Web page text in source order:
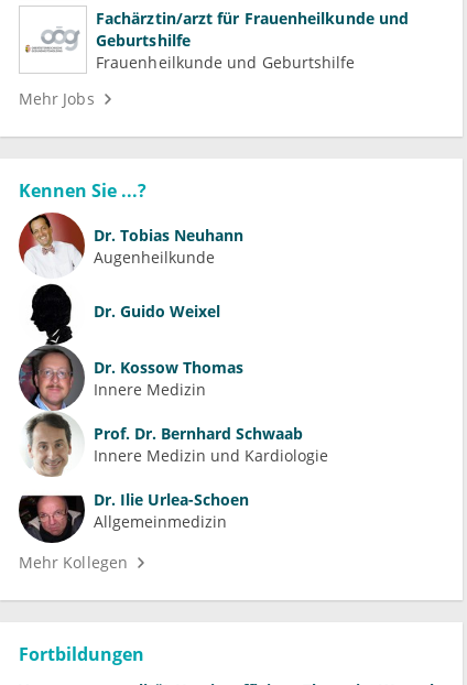
Fachärztin/arzt für Frauenheilkunde und
Geburtshilfe
Frauenheilkunde und Geburtshilfe
Mehr Jobs
Kennen Sie ...?
Dr. Tobias Neuhann
Augenheilkunde
Dr. Guido Weixel
Dr. Kossow Thomas
Innere Medizin
Prof. Dr. Bernhard Schwaab
Innere Medizin und Kardiologie
Dr. Ilie Urlea-Schoen
Allgemeinmedizin
Mehr Kollegen
Fortbildungen